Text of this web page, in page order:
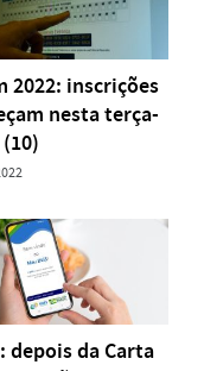
2022: inscrições
nesta terça-
depois da Carta